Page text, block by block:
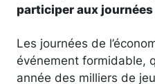
participer aux journées
Les journées de
événement formidable,
année des milliers de